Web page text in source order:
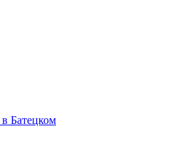
Батецком